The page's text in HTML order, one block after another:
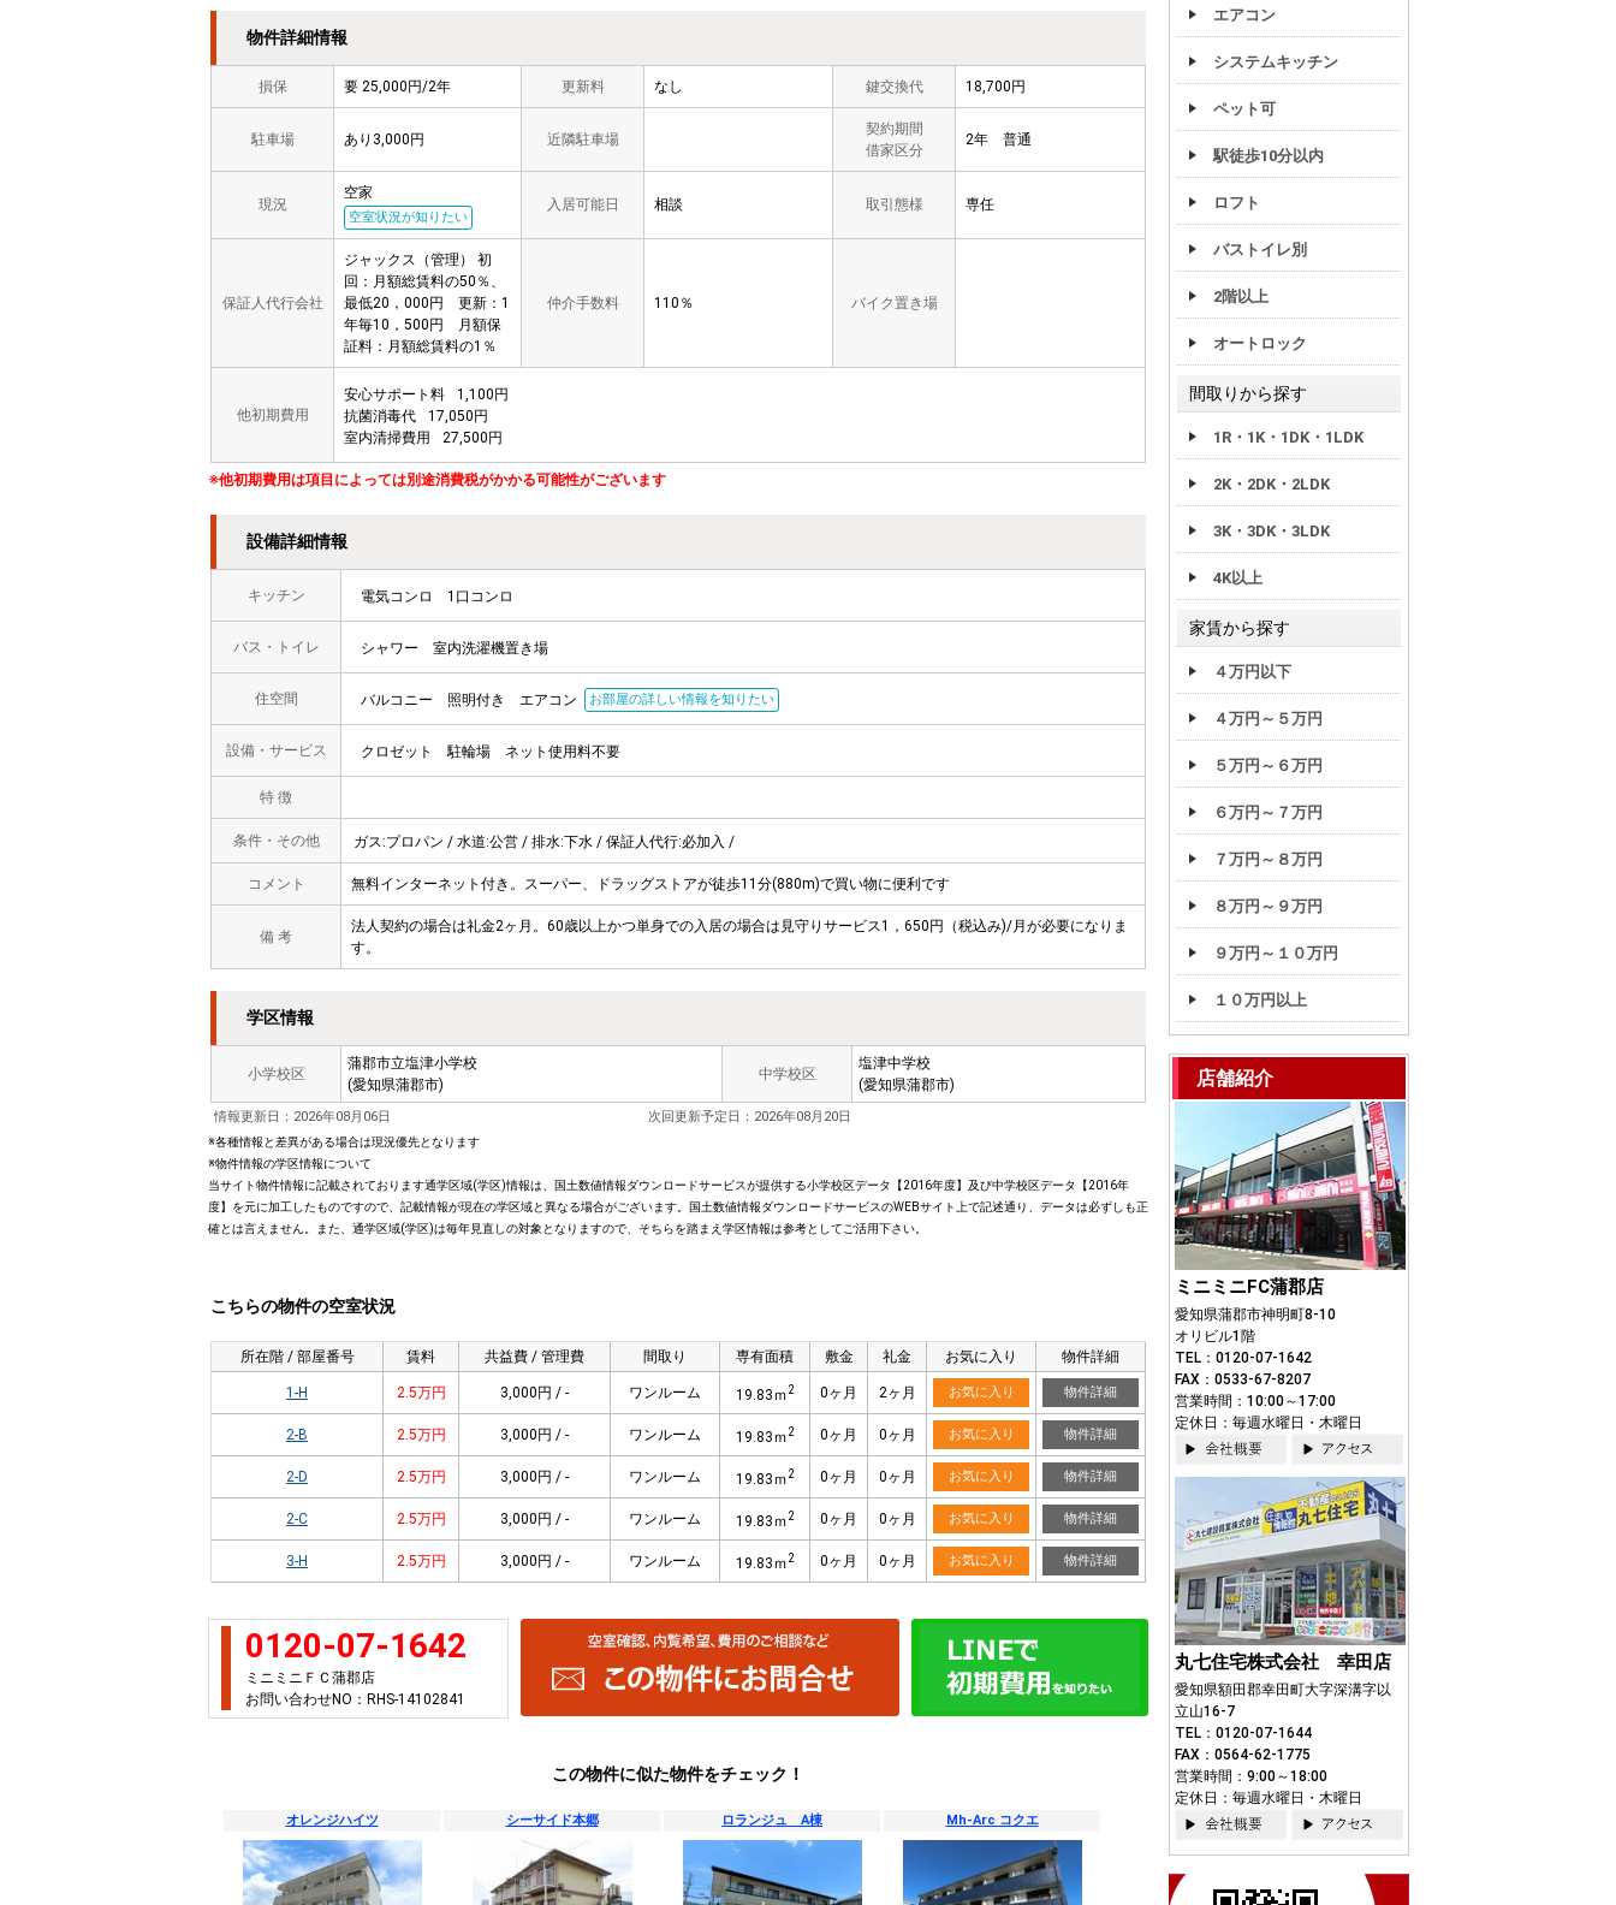
物件詳細情報
損保 要 25,000円/2年 更新料 なし 鍵交換代 18,700円
駐車場 あり3,000円 近隣駐車場
契約期間
借家区分
2年 普通
現況
空家
空室状況が知りたい
入居可能日 相談 取引態様 専任
保証人代行会社
ジャックス（管理） 初
回：月額総賃料の50％、
最低20，000円 更新：1
年毎10，500円 月額保
証料：月額総賃料の1％
仲介手数料 110％ バイク置き場
他初期費用
安心サポート料
1,100円
抗菌消毒代
17,050円
室内清掃費用
27,500円
※他初期費用は項目によっては別途消費税がかかる可能性がございます
設備詳細情報
キッチン 電気コンロ 1口コンロ
バス・トイレ シャワー 室内洗濯機置き場
住空間 バルコニー 照明付き エアコン お部屋の詳しい情報を知りたい
設備・サービス クロゼット 駐輪場 ネット使用料不要
特 徴
条件・その他 ガス:プロパン / 水道:公営 / 排水:下水 / 保証人代行:必加入 /
コメント 無料インターネット付き。スーパー、ドラッグストアが徒歩11分(880m)で買い物に便利です
備 考
法人契約の場合は礼金2ヶ月。60歳以上かつ単身での入居の場合は見守りサービス1，650円（税込み)/月が必要になりま
す。
学区情報
小学校区
蒲郡市立塩津小学校
(愛知県蒲郡市)
中学校区
塩津中学校
(愛知県蒲郡市)
情報更新日：2026年08月06日 次回更新予定日：2026年08月20日
※各種情報と差異がある場合は現況優先となります
※物件情報の学区情報について
当サイト物件情報に記載されております通学区域(学区)情報は、国土数値情報ダウンロードサービスが提供する小学校区データ【2016年度】及び中学校区データ【2016年
度】を元に加工したものですので、記載情報が現在の学区域と異なる場合がございます。国土数値情報ダウンロードサービスのWEBサイト上で記述通り、データは必ずしも正
確とは言えません。また、通学区域(学区)は毎年見直しの対象となりますので、そちらを踏まえ学区情報は参考としてご活用下さい。
こちらの物件の空室状況
所在階 / 部屋番号 賃料 共益費 / 管理費 間取り 専有面積 敷金 礼金 お気に入り 物件詳細
1-H 2.5万円 3,000円 / - ワンルーム 19.83ｍ2 0ヶ月 2ヶ月 お気に入り 物件詳細
2-B 2.5万円 3,000円 / - ワンルーム 19.83ｍ2 0ヶ月 0ヶ月 お気に入り 物件詳細
2-D 2.5万円 3,000円 / - ワンルーム 19.83ｍ2 0ヶ月 0ヶ月 お気に入り 物件詳細
2-C 2.5万円 3,000円 / - ワンルーム 19.83ｍ2 0ヶ月 0ヶ月 お気に入り 物件詳細
3-H 2.5万円 3,000円 / - ワンルーム 19.83ｍ2 0ヶ月 0ヶ月 お気に入り 物件詳細
0120-07-1642
ミニミニＦＣ蒲郡店
お問い合わせNO：RHS-14102841
この物件に似た物件をチェック！
オレンジハイツ シーサイド本郷 ロランジュ A棟 Mh-Arc コクエ
エアコン
システムキッチン
ペット可
駅徒歩10分以内
ロフト
バストイレ別
2階以上
オートロック
間取りから探す
1R・1K・1DK・1LDK
2K・2DK・2LDK
3K・3DK・3LDK
4K以上
家賃から探す
４万円以下
４万円～５万円
５万円～６万円
６万円～７万円
７万円～８万円
８万円～９万円
９万円～１０万円
１０万円以上
店舗紹介
ミニミニFC蒲郡店
愛知県蒲郡市神明町8-10
オリビル1階
TEL：0120-07-1642
FAX：0533-67-8207
営業時間：10:00～17:00
定休日：毎週水曜日・木曜日
丸七住宅株式会社 幸田店
愛知県額田郡幸田町大字深溝字以
立山16-7
TEL：0120-07-1644
FAX：0564-62-1775
営業時間：9:00～18:00
定休日：毎週水曜日・木曜日